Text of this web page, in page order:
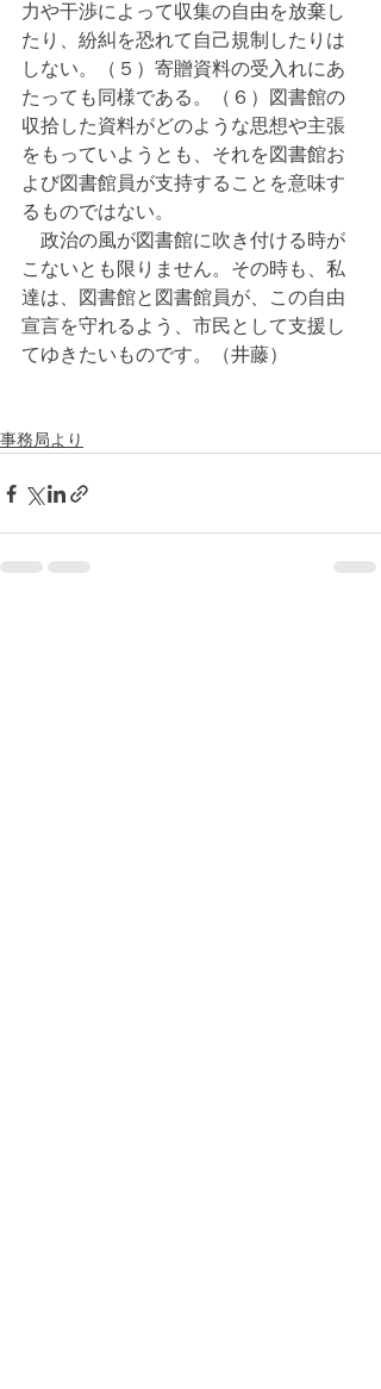
力や干渉によって収集の自由を放棄し
たり、紛糾を恐れて自己規制したりは
しない。（５）寄贈資料の受入れにあ
たっても同様である。（６）図書館の
収拾した資料がどのような思想や主張
をもっていようとも、それを図書館お
よび図書館員が支持することを意味す
るものではない。
政治の風が図書館に吹き付ける時が
こないとも限りません。その時も、私
達は、図書館と図書館員が、この自由
宣言を守れるよう、市民として支援し
てゆきたいものです。（井藤）
事務局より